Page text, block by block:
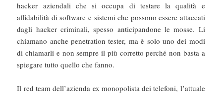
hacker aziendali che si occupa di testare la qualità e
affidabilità di software e sistemi che possono essere attaccati
dagli hacker criminali, spesso anticipandone le mosse. Li
chiamano anche penetration tester, ma è solo uno dei modi
di chiamarli e non sempre il più corretto perché non basta a
spiegare tutto quello che fanno.
Il red team dell’azienda ex monopolista dei telefoni, l’attuale